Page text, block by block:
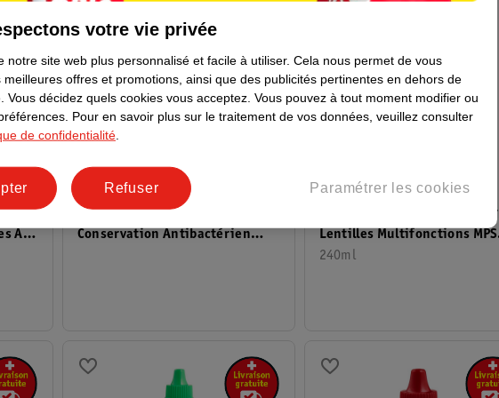
Pour
All-
Kruidvat Opticare Boîtier De
Conservation Antibactérien
1.
99
Bausch + Lomb Solution Pour
Lentilles Multifonctions MPS
ReNu
240ml
11
votre vie privée
notre site web plus personnalisé et facile à utiliser. Cela nous permet de vous
meilleures offres et promotions, ainsi que des publicités pertinentes en dehors de
Vous décidez quels cookies vous acceptez. Vous pouvez à tout moment modifier ou
Pour en savoir plus sur le traitement de vos données, veuillez consulter
de confidentialité
Paramétrer les cookies
Refuser